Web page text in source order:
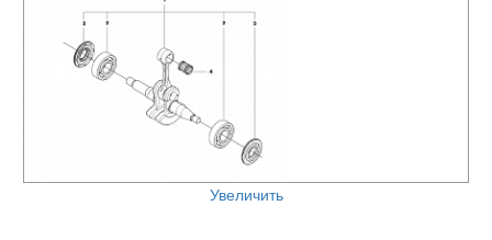
Увеличить